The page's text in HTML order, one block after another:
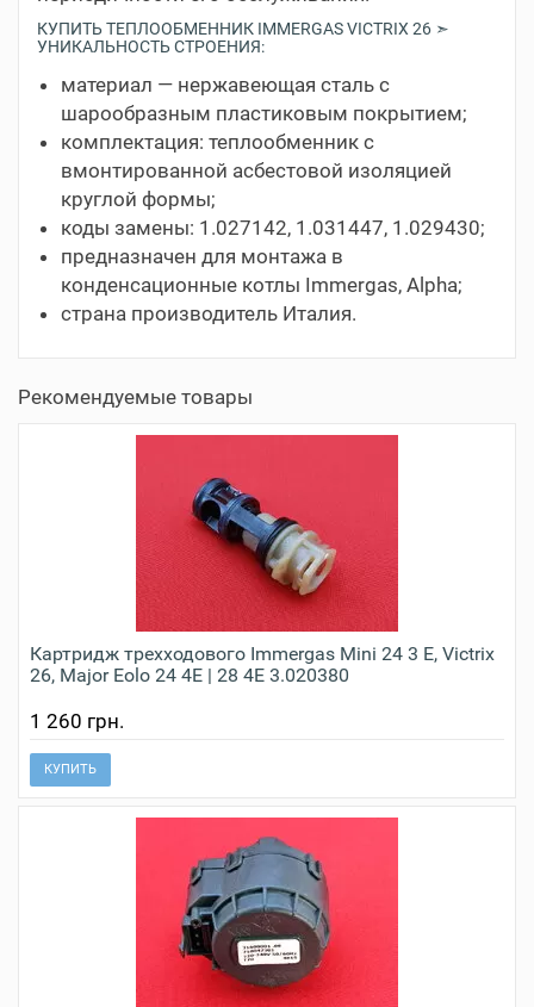
КУПИТЬ ТЕПЛООБМЕННИК IMMERGAS VICTRIX 26 ➣
УНИКАЛЬНОСТЬ СТРОЕНИЯ:
материал — нержавеющая сталь с
шарообразным пластиковым покрытием;
комплектация: теплообменник с
вмонтированной асбестовой изоляцией
круглой формы;
коды замены: 1.027142, 1.031447, 1.029430;
предназначен для монтажа в
конденсационные котлы Immergas, Alpha;
страна производитель Италия.
Рекомендуемые товары
Картридж трехходового Immergas Mini 24 3 E, Victrix
26, Major Eolo 24 4E | 28 4E 3.020380
1 260 грн.
КУПИТЬ